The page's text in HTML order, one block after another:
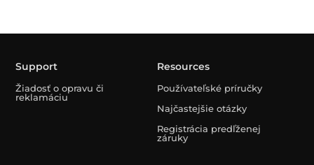
Support
Žiadosť o opravu či
reklamáciu
Resources
Používateľské príručky
Najčastejšie otázky
Registrácia predľženej
záruky